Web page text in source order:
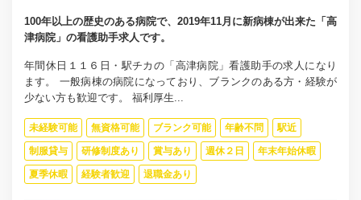
100年以上の歴史のある病院で、2019年11月に新病棟が出来た「高
津病院」の看護助手求人です。
年間休日１１６日・駅チカの「高津病院」看護助手の求人になり
ます。 一般病棟の病院になっており、ブランクのある方・経験が
少ない方も歓迎です。 福利厚生...
未経験可能 無資格可能 ブランク可能 年齢不問 駅近
制服貸与 研修制度あり 賞与あり 週休２日 年末年始休暇
夏季休暇 経験者歓迎 退職金あり